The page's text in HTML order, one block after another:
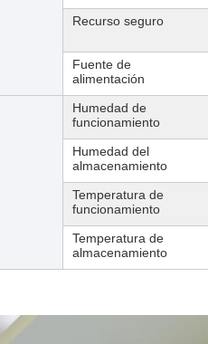
Recurso seguro
Fuente de
alimentación
Humedad de
funcionamiento
Humedad del
almacenamiento
Temperatura de
funcionamiento
Temperatura de
almacenamiento